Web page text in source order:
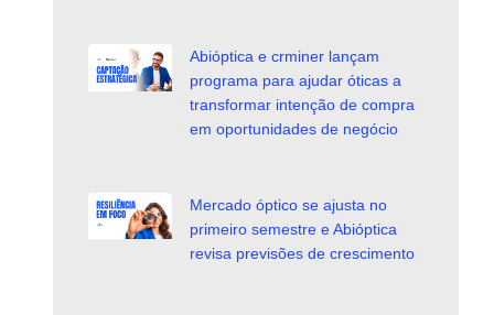
Abióptica e crminer lançam
programa para ajudar óticas a
transformar intenção de compra
em oportunidades de negócio
Mercado óptico se ajusta no
primeiro semestre e Abióptica
revisa previsões de crescimento